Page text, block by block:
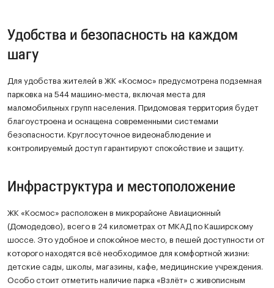
Удобства и безопасность на каждом
шагу
Для удобства жителей в ЖК «Космос» предусмотрена подземная
парковка на 544 машино-места, включая места для
маломобильных групп населения. Придомовая территория будет
благоустроена и оснащена современными системами
безопасности. Круглосуточное видеонаблюдение и
контролируемый доступ гарантируют спокойствие и защиту.
Инфраструктура и местоположение
ЖК «Космос» расположен в микрорайоне Авиационный
(Домодедово), всего в 24 километрах от МКАД по Каширскому
шоссе. Это удобное и спокойное место, в пешей доступности от
которого находятся всё необходимое для комфортной жизни:
детские сады, школы, магазины, кафе, медицинские учреждения.
Особо стоит отметить наличие парка «Взлёт» с живописным